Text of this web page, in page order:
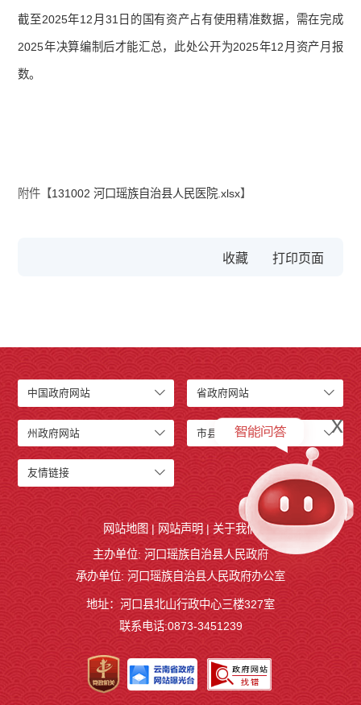
截至2025年12月31日的国有资产占有使用精准数据，需在完成
2025年决算编制后才能汇总，此处公开为2025年12月资产月报
数。
附件【131002 河口瑶族自治县人民医院.xlsx】
收藏
中国政府网站 省政府网站
州政府网站 市县级网站
友情链接
网站地图 | 网站声明 | 关于我们
主办单位: 河口瑶族自治县人民政府
承办单位: 河口瑶族自治县人民政府办公室
地址：河口县北山行政中心三楼327室
联系电话:0873-3451239
x